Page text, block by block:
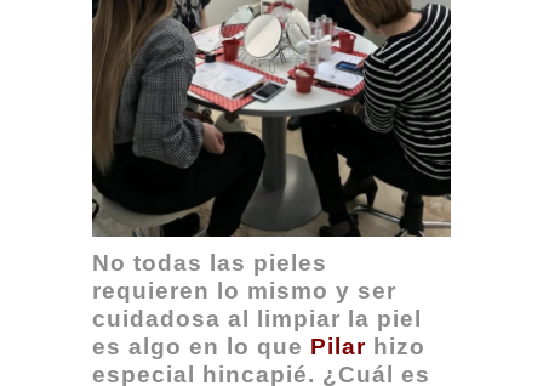
No todas las pieles
requieren lo mismo y ser
cuidadosa al limpiar la piel
es algo en lo que Pilar hizo
especial hincapié. ¿Cuál es